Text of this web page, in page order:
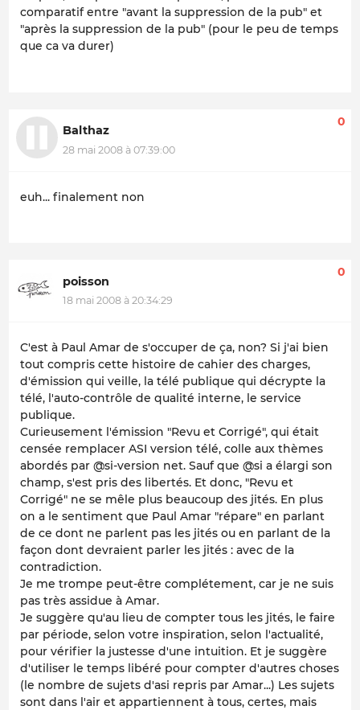
comparatif entre "avant la suppression de la pub" et
"après la suppression de la pub" (pour le peu de temps
que ca va durer)
Balthaz
28 mai 2008 à 07:39:00
0
euh... finalement non
poisson
18 mai 2008 à 20:34:29
0
C'est à Paul Amar de s'occuper de ça, non? Si j'ai bien
tout compris cette histoire de cahier des charges,
d'émission qui veille, la télé publique qui décrypte la
télé, l'auto-contrôle de qualité interne, le service
publique.
Curieusement l'émission "Revu et Corrigé", qui était
censée remplacer ASI version télé, colle aux thèmes
abordés par @si-version net. Sauf que @si a élargi son
champ, s'est pris des libertés. Et donc, "Revu et
Corrigé" ne se mêle plus beaucoup des jités. En plus
on a le sentiment que Paul Amar "répare" en parlant
de ce dont ne parlent pas les jités ou en parlant de la
façon dont devraient parler les jités : avec de la
contradiction.
Je me trompe peut-être complétement, car je ne suis
pas très assidue à Amar.
Je suggère qu'au lieu de compter tous les jités, le faire
par période, selon votre inspiration, selon l'actualité,
pour vérifier la justesse d'une intuition. Et je suggère
d'utiliser le temps libéré pour compter d'autres choses
(le nombre de sujets d'asi repris par Amar...) Les sujets
sont dans l'air et appartiennent à tous, certes, mais